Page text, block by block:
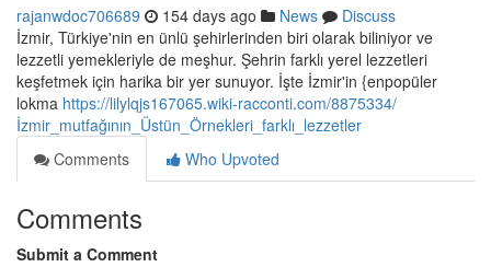
rajanwdoc706689 154 days ago News
Discuss
İzmir, Türkiye'nin en ünlü şehirlerinden biri olarak biliniyor ve
lezzetli yemekleriyle de meşhur. Şehrin farklı yerel lezzetleri
keşfetmek için harika bir yer sunuyor. İşte İzmir'in {enpopüler
lokma https://lilylqjs167065.wiki-racconti.com/8875334/
İzmir_mutfağının_Üstün_Örnekleri_farklı_lezzetler
Comments
Who Upvoted
Comments
Submit a Comment